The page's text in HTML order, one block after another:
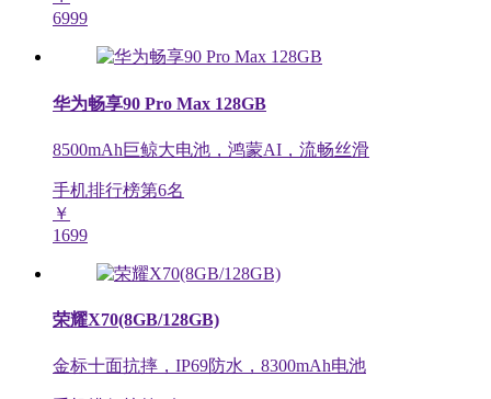
6999
华为畅享90 Pro Max 128GB
8500mAh巨鲸大电池，鸿蒙AI，流畅丝滑
手机排行榜第6名
￥
1699
荣耀X70(8GB/128GB)
金标十面抗摔，IP69防水，8300mAh电池